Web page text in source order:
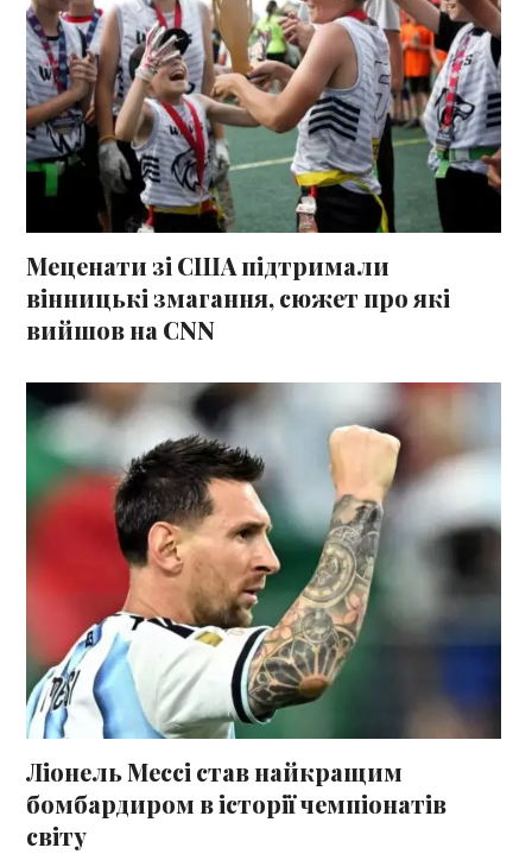
Меценати зі США підтримали
вінницькі змагання, сюжет про які
вийшов на CNN
Ліонель Мессі став найкращим
бомбардиром в історії чемпіонатів
світу